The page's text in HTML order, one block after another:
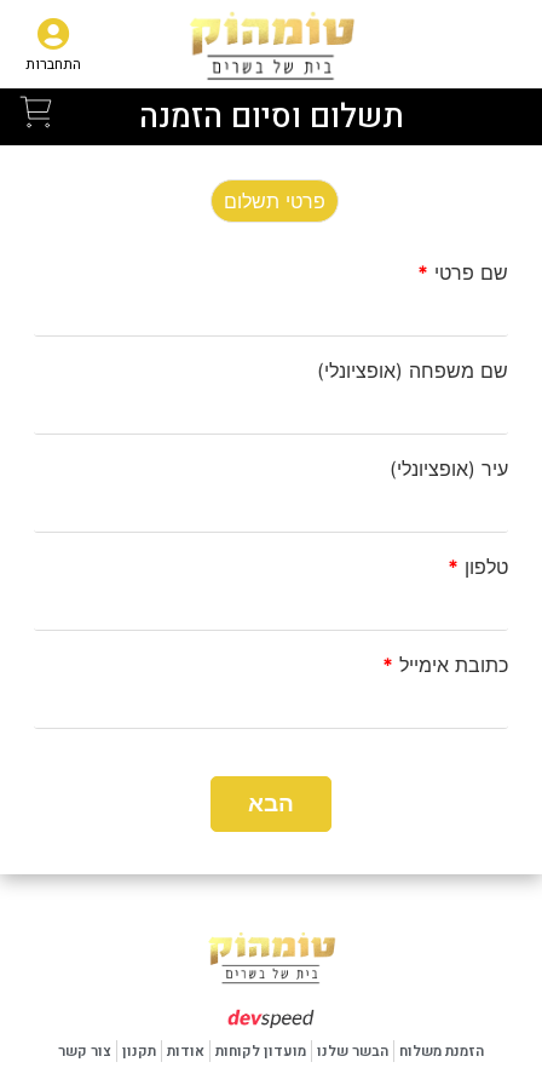
התחברות
תשלום וסיום הזמנה
פרטי תשלום
שם פרטי *
שם משפחה (אופציונלי)
עיר (אופציונלי)
טלפון *
כתובת אימייל *
הזמנת משלוח הבשר שלנו מועדון לקוחות אודות תקנון צור קשר